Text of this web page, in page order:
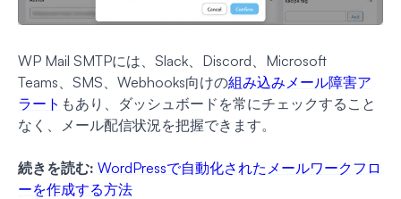
WP Mail SMTPには、Slack、Discord、Microsoft
Teams、SMS、Webhooks向けの組み込みメール障害ア
ラート もあり、ダッシュボードを常にチェックすること
なく、メール配信状況を把握できます。
続きを読む: WordPressで自動化されたメールワークフロ
ーを作成する方法